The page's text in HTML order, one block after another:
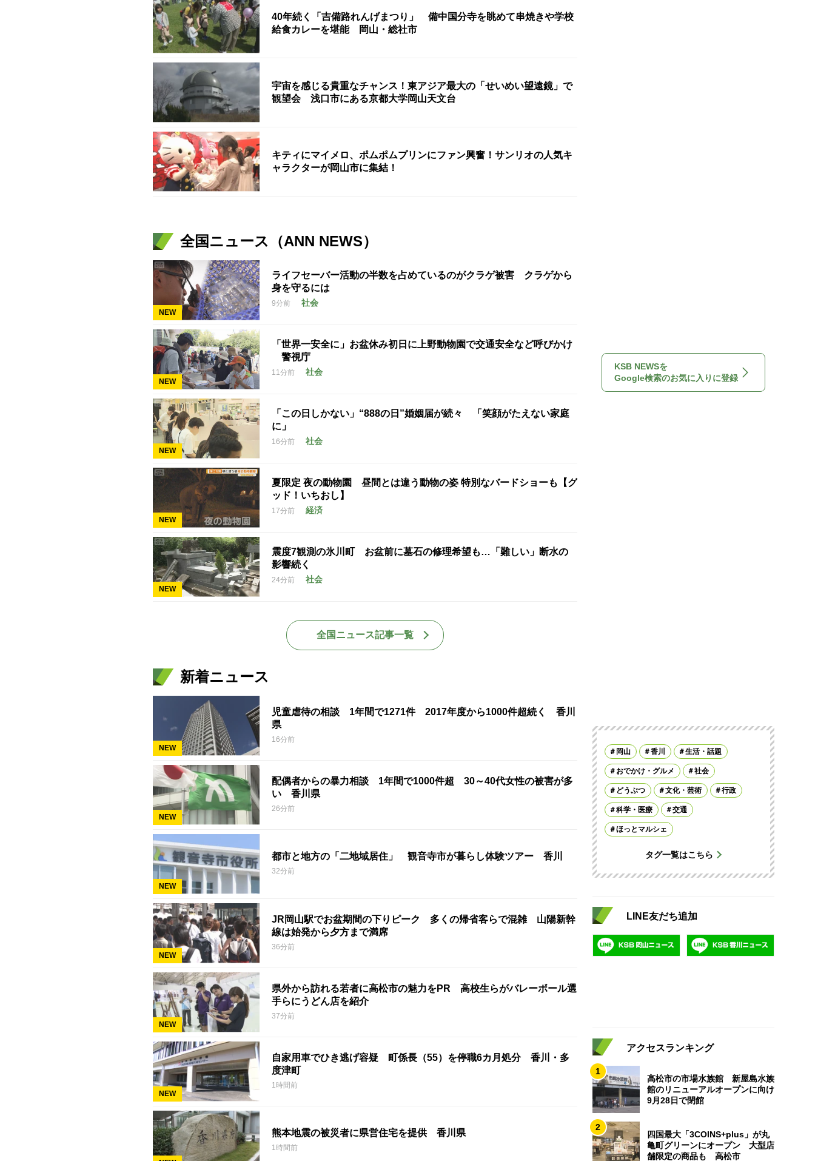
40年続く「吉備路れんげまつり」 備中国分寺を眺めて串焼きや学校
給食カレーを堪能 岡山・総社市
宇宙を感じる貴重なチャンス！東アジア最大の「せいめい望遠鏡」で
観望会 浅口市にある京都大学岡山天文台
キティにマイメロ、ポムポムプリンにファン興奮！サンリオの人気キ
ャラクターが岡山市に集結！
全国ニュース（ANN NEWS）
NEW
ライフセーバー活動の半数を占めているのがクラゲ被害 クラゲから
身を守るには
9分前 社会
NEW
「世界一安全に」お盆休み初日に上野動物園で交通安全など呼びかけ
警視庁
11分前 社会
NEW
「この日しかない」“888の日”婚姻届が続々 「笑顔がたえない家庭
に」
16分前 社会
NEW
夏限定 夜の動物園 昼間とは違う動物の姿 特別なバードショーも【グ
ッド！いちおし】
17分前 経済
NEW
震度7観測の氷川町 お盆前に墓石の修理希望も…「難しい」断水の
影響続く
24分前 社会
全国ニュース記事一覧
新着ニュース
NEW
児童虐待の相談 1年間で1271件 2017年度から1000件超続く 香川
県
16分前
NEW
配偶者からの暴力相談 1年間で1000件超 30～40代女性の被害が多
い 香川県
26分前
NEW
都市と地方の「二地域居住」 観音寺市が暮らし体験ツアー 香川
32分前
NEW
JR岡山駅でお盆期間の下りピーク 多くの帰省客らで混雑 山陽新幹
線は始発から夕方まで満席
36分前
NEW
県外から訪れる若者に高松市の魅力をPR 高校生らがバレーボール選
手らにうどん店を紹介
37分前
NEW
自家用車でひき逃げ容疑 町係長（55）を停職6カ月処分 香川・多
度津町
1時間前
熊本地震の被災者に県営住宅を提供 香川県
1時間前
KSB NEWSを
Google検索のお気に入りに登録
岡山 香川 生活・話題
おでかけ・グルメ 社会
どうぶつ 文化・芸術 行政
科学・医療 交通
ほっとマルシェ
タグ一覧はこちら
LINE友だち追加
アクセスランキング
1
高松市の市場水族館 新屋島水族
館のリニューアルオープンに向け
9月28日で閉館
2
四国最大「3COINS+plus」が丸
亀町グリーンにオープン 大型店
舗限定の商品も 高松市